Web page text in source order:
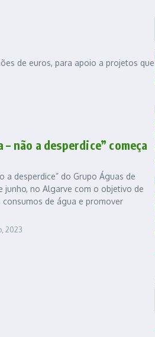
de euros, para apoio a projetos que
– não a desperdice” começa
a desperdice” do Grupo Águas de
junho, no Algarve com o objetivo de
de água e promover
2023